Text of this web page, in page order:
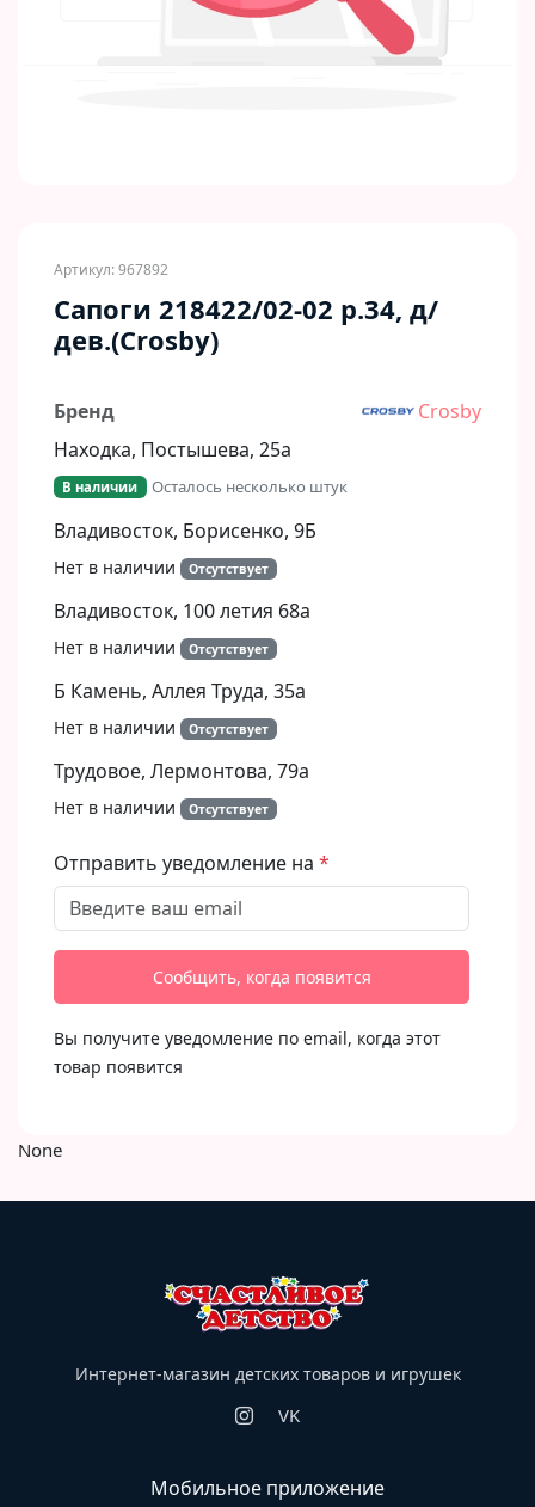
Артикул: 967892
Сапоги 218422/02-02 р.34, д/
дев.(Crosby)
Бренд
Crosby
Находка, Постышева, 25а
В наличии Осталось несколько штук
Владивосток, Борисенко, 9Б​
Нет в наличии Отсутствует
Владивосток, 100 летия 68а
Нет в наличии Отсутствует
Б Камень, Аллея Труда, 35а
Нет в наличии Отсутствует
Трудовое, Лермонтова, 79а
Нет в наличии Отсутствует
Отправить уведомление на
Сообщить, когда появится
Вы получите уведомление по email, когда этот
товар появится
None
Интернет-магазин детских товаров и игрушек
VK
Мобильное приложение